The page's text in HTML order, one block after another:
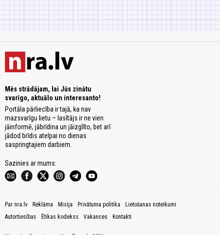
Mēs strādājam, lai Jūs zinātu
svarīgo, aktuālo un interesanto!
Portāla pārliecība ir tajā, ka nav
mazsvarīgu lietu – lasītājs ir ne vien
jāinformē, jābrīdina un jāizglīto, bet arī
jādod brīdis atelpai no dienas
saspringtajiem darbiem.
Sazinies ar mums:
Par nra.lv Reklāma Misija Privātuma politika
Lietošanas noteikumi
Autortiesības
Ētikas kodekss Vakances Kontakti